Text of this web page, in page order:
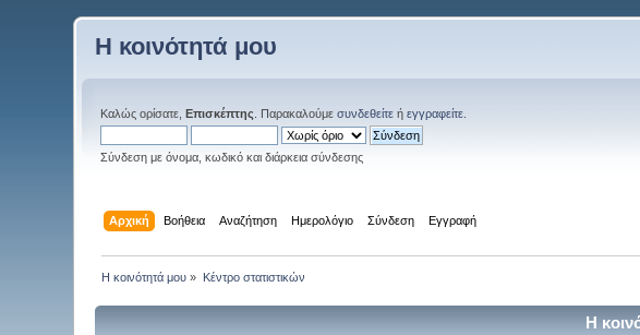
Η κοινότητά μου
Καλώς ορίσατε,Επισκέπτης . Παρακαλούμεσυνδεθείτε ήεγγραφείτε
Σύνδεση με όνομα, κωδικό και διάρκεια σύνδεσης
Αρχική Βοήθεια Αναζήτηση Ημερολόγιο Σύνδεση Εγγραφή
Η κοινότητά μου » Κέντρο στατιστικών
Η